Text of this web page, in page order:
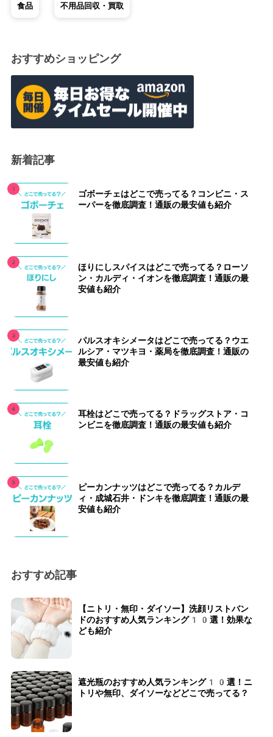
食品 不用品回収・買取
おすすめショッピング
新着記事
ゴボーチェはどこで売ってる？コンビニ・ス
ーパーを徹底調査！通販の最安値も紹介
ほりにしスパイスはどこで売ってる？ローソ
ン・カルディ・イオンを徹底調査！通販の最
安値も紹介
パルスオキシメータはどこで売ってる？ウエ
ルシア・マツキヨ・薬局を徹底調査！通販の
最安値も紹介
耳栓はどこで売ってる？ドラッグストア・コ
ンビニを徹底調査！通販の最安値も紹介
ピーカンナッツはどこで売ってる？カルデ
ィ・成城石井・ドンキを徹底調査！通販の最
安値も紹介
おすすめ記事
【ニトリ・無印・ダイソー】洗顔リストバン
ドのおすすめ人気ランキング10選！効果な
ども紹介
遮光瓶のおすすめ人気ランキング10選！ニ
トリや無印、ダイソーなどどこで売ってる？